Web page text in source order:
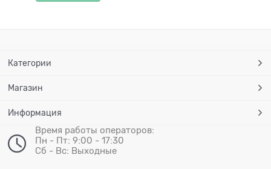
Категории
Магазин
Информация
Время работы операторов:
Пн - Пт: 9:00 - 17:30
Сб - Вс: Выходные